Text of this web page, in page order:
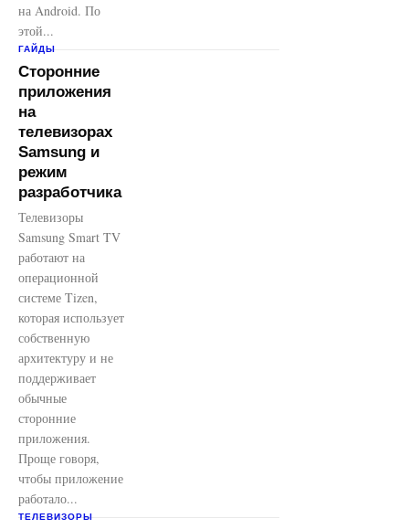
на Android. По
этой...
ГАЙДЫ
Сторонние
приложения
на
телевизорах
Samsung и
режим
разработчика
Телевизоры
Samsung Smart TV
работают на
операционной
системе Tizen,
которая использует
собственную
архитектуру и не
поддерживает
обычные
сторонние
приложения.
Проще говоря,
чтобы приложение
работало...
ТЕЛЕВИЗОРЫ